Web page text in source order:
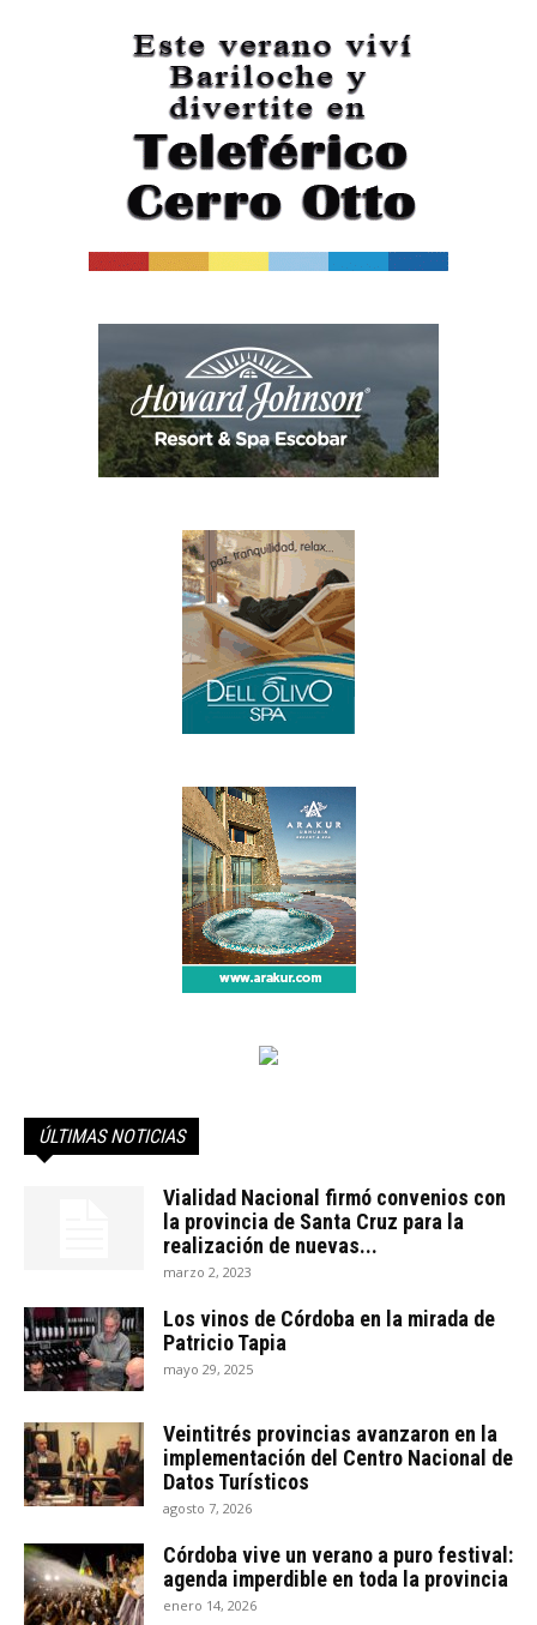
ÚLTIMAS NOTICIAS
Vialidad Nacional firmó convenios con
la provincia de Santa Cruz para la
realización de nuevas...
marzo 2, 2023
Los vinos de Córdoba en la mirada de
Patricio Tapia
mayo 29, 2025
Veintitrés provincias avanzaron en la
implementación del Centro Nacional de
Datos Turísticos
agosto 7, 2026
Córdoba vive un verano a puro festival:
agenda imperdible en toda la provincia
enero 14, 2026